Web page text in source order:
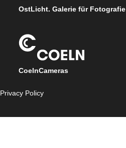
OstLicht. Galerie für Fotografie
CoelnCameras
Privacy Policy